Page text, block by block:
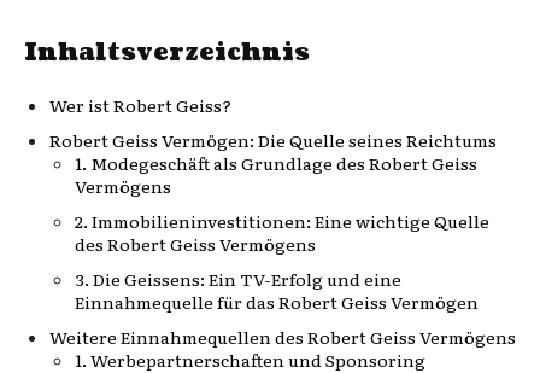
Inhaltsverzeichnis
Wer ist Robert Geiss?
Robert Geiss Vermögen: Die Quelle seines Reichtums
1. Modegeschäft als Grundlage des Robert Geiss
Vermögens
2. Immobilieninvestitionen: Eine wichtige Quelle
des Robert Geiss Vermögens
3. Die Geissens: Ein TV-Erfolg und eine
Einnahmequelle für das Robert Geiss Vermögen
Weitere Einnahmequellen des Robert Geiss Vermögens
1. Werbepartnerschaften und Sponsoring